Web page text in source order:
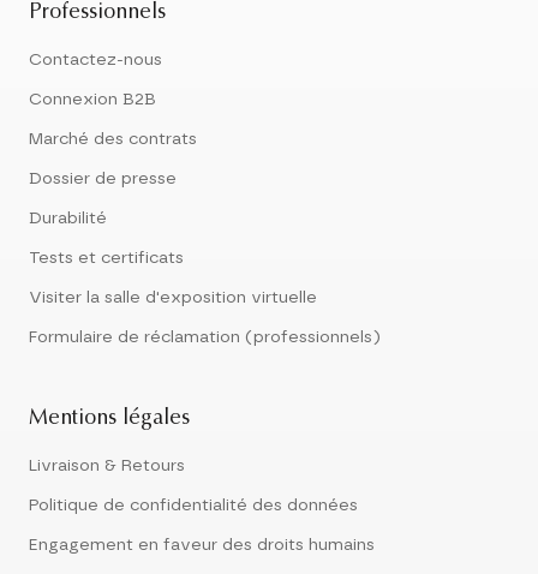
Professionnels
Contactez-nous
Connexion B2B
Marché des contrats
Dossier de presse
Durabilité
Tests et certificats
Visiter la salle d'exposition virtuelle
Formulaire de réclamation (professionnels)
Mentions légales
Livraison & Retours
Politique de confidentialité des données
Engagement en faveur des droits humains